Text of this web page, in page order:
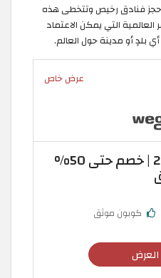
فنادق رخيص وتتخطى هذه
التي يمكن الاعتماد
بلدٍ أو مدينة حول العالم.
عرض خاص
كود خصم ويجو 2026 | خصم حتى 50%
كوبون موثق